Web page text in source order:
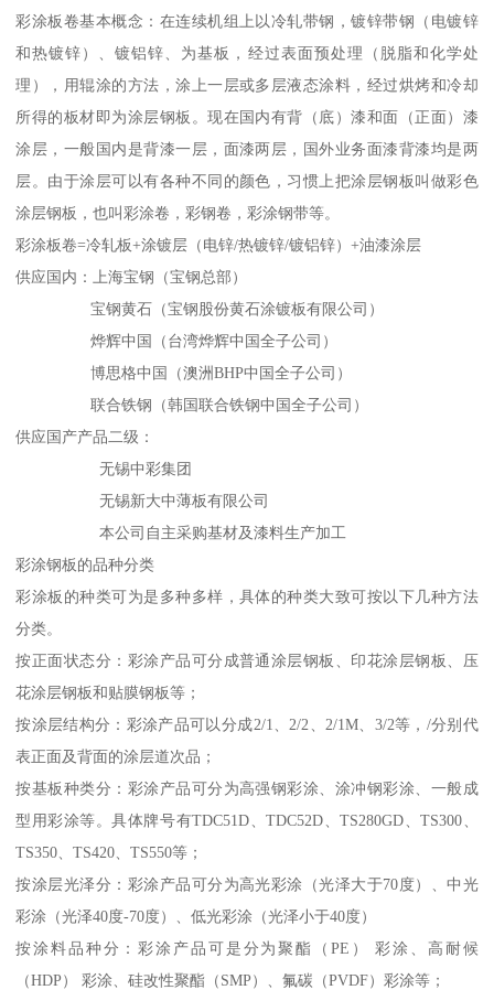
彩涂板卷基本概念：在连续机组上以冷轧带钢，镀锌带钢（电镀锌
和热镀锌）、镀铝锌、为基板，经过表面预处理（脱脂和化学处
理），用辊涂的方法，涂上一层或多层液态涂料，经过烘烤和冷却
所得的板材即为涂层钢板。现在国内有背（底）漆和面（正面）漆
涂层，一般国内是背漆一层，面漆两层，国外业务面漆背漆均是两
层。由于涂层可以有各种不同的颜色，习惯上把涂层钢板叫做彩色
涂层钢板，也叫彩涂卷，彩钢卷，彩涂钢带等。
彩涂板卷=冷轧板+涂镀层（电锌/热镀锌/镀铝锌）+油漆涂层
供应国内：上海宝钢（宝钢总部）
宝钢黄石（宝钢股份黄石涂镀板有限公司）
烨辉中国（台湾烨辉中国全子公司）
博思格中国（澳洲BHP中国全子公司）
联合铁钢（韩国联合铁钢中国全子公司）
供应国产产品二级：
无锡中彩集团
无锡新大中薄板有限公司
本公司自主采购基材及漆料生产加工
彩涂钢板的品种分类
彩涂板的种类可为是多种多样，具体的种类大致可按以下几种方法
分类。
按正面状态分：彩涂产品可分成普通涂层钢板、印花涂层钢板、压
花涂层钢板和贴膜钢板等；
按涂层结构分：彩涂产品可以分成2/1、2/2、2/1M、3/2等，/分别代
表正面及背面的涂层道次品；
按基板种类分：彩涂产品可分为高强钢彩涂、涂冲钢彩涂、一般成
型用彩涂等。具体牌号有TDC51D、TDC52D、TS280GD、TS300、
TS350、TS420、TS550等；
按涂层光泽分：彩涂产品可分为高光彩涂（光泽大于70度）、中光
彩涂（光泽40度-70度）、低光彩涂（光泽小于40度）
按涂料品种分：彩涂产品可是分为聚酯（PE） 彩涂、高耐候
（HDP） 彩涂、硅改性聚酯（SMP）、氟碳（PVDF）彩涂等；